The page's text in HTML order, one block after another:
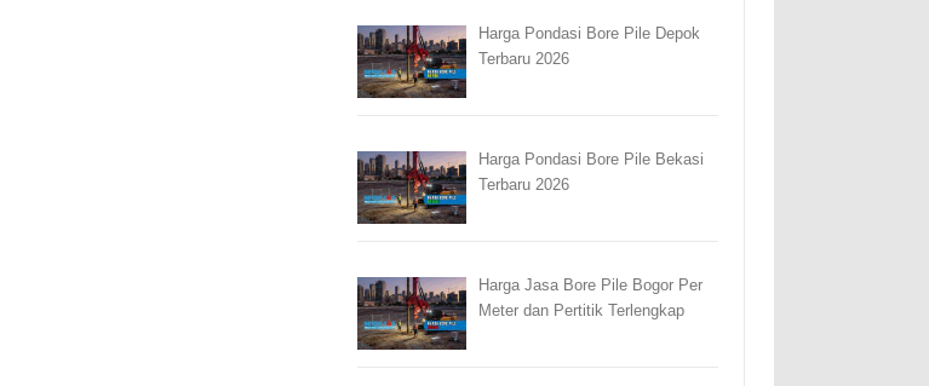
Harga Pondasi Bore Pile Depok
Terbaru 2026
Harga Pondasi Bore Pile Bekasi
Terbaru 2026
Harga Jasa Bore Pile Bogor Per
Meter dan Pertitik Terlengkap